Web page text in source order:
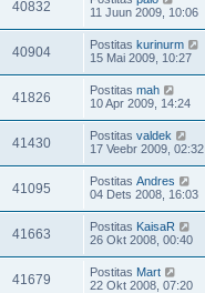
40832
11 Juun 2009, 10:06
40904 Postitas kurinurm
15 Mai 2009, 10:27
41826 Postitas mah
10 Apr 2009, 14:24
41430 Postitas valdek
17 Veebr 2009, 02:32
41095 Postitas Andres
04 Dets 2008, 16:03
41663 Postitas KaisaR
26 Okt 2008, 00:40
41679 Postitas Mart
22 Okt 2008, 07:20